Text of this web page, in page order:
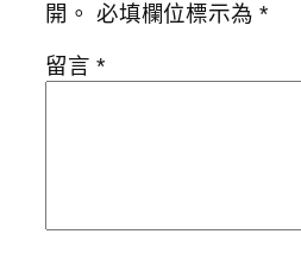
開。 必填欄位標示為 *
留言 *